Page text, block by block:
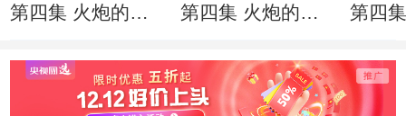
第四集 火炮的发
弓箭到火炮
20130618
第四集 火炮的发
20130618
第四
弩